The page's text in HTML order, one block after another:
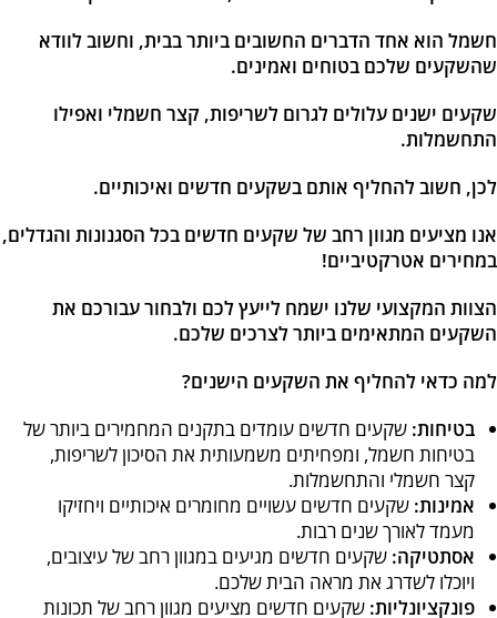
חשמל הוא אחד הדברים החשובים ביותר בבית, וחשוב לוודא
שהשקעים שלכם בטוחים ואמינים.
שקעים ישנים עלולים לגרום לשריפות, קצר חשמלי ואפילו
התחשמלות.
לכן, חשוב להחליף אותם בשקעים חדשים ואיכותיים.
אנו מציעים מגוון רחב של שקעים חדשים בכל הסגנונות והגדלים,
במחירים אטרקטיביים!
הצוות המקצועי שלנו ישמח לייעץ לכם ולבחור עבורכם את
השקעים המתאימים ביותר לצרכים שלכם.
למה כדאי להחליף את השקעים הישנים?
בטיחות: שקעים חדשים עומדים בתקנים המחמירים ביותר של
בטיחות חשמל, ומפחיתים משמעותית את הסיכון לשריפות,
קצר חשמלי והתחשמלות.
אמינות: שקעים חדשים עשויים מחומרים איכותיים ויחזיקו
מעמד לאורך שנים רבות.
אסתטיקה: שקעים חדשים מגיעים במגוון רחב של עיצובים,
ויוכלו לשדרג את מראה הבית שלכם.
פונקציונליות: שקעים חדשים מציעים מגוון רחב של תכונות